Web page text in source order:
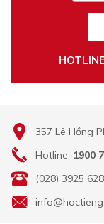
357 Lê Hồng
Hotline: 1900
(028) 3925